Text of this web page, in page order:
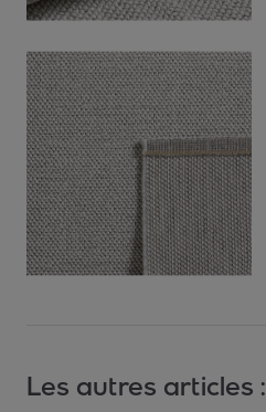
Les autres articles :